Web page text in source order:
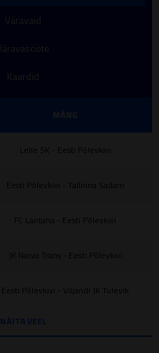
Väravaid
Kaardid
MÄNG
Lelle SK - Eesti Põlevkivi
Eesti Põlevkivi - Tallinna Sadam
FC Lantana - Eesti Põlevkivi
JK Narva Trans - Eesti Põlevkivi
Eesti Põlevkivi - Viljandi JK Tulevik
NÄITA VEEL